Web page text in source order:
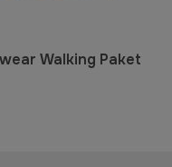
Walking Paket